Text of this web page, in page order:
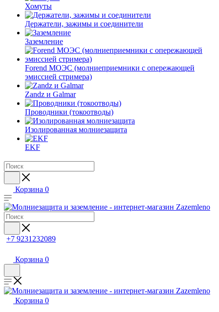
Хомуты
Держатели, зажимы и соединители
Заземление
Forend МОЭС (молниеприемники с опережающей
эмиссией стримера)
Zandz и Galmar
Проводники (токоотводы)
Изолированная молниезащита
EKF
Корзина 0
+7 9231232089
Корзина 0
Корзина 0